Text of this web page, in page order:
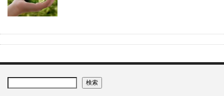
検索